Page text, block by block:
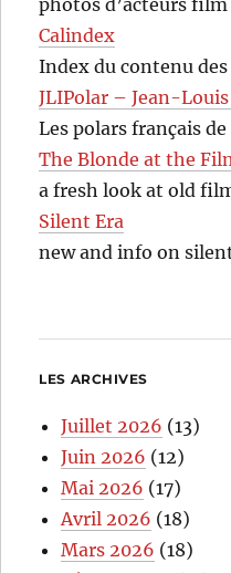
Calindex
Index du contenu
JLIPolar – Jean-
Les polars français de
The Blonde at the
a fresh look at old
Silent Era
new and info on
LES ARCHIVES
Juillet 2026 (13)
Juin 2026 (12)
Mai 2026 (17)
Avril 2026 (18)
Mars 2026 (18)